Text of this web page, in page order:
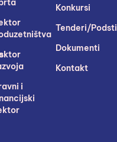
Konkursi
Tenderi/
Dokumenti
Kontakt
i